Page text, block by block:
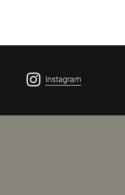
Instagram